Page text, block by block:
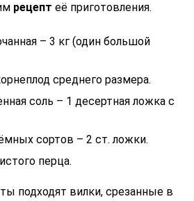
рецепт её приготовления.
– 3 кг (один большой
среднего размера.
соль – 1 десертная ложка с
сортов – 2 ст. ложки.
перца.
подходят вилки, срезанные в